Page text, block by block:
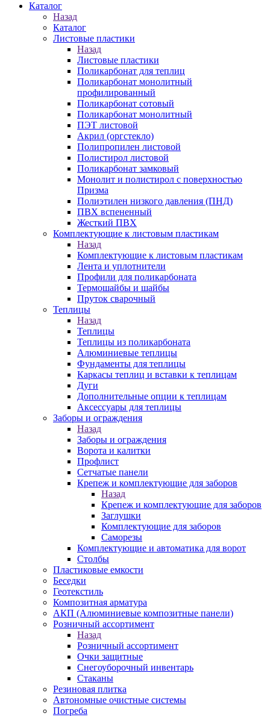
Каталог
Назад
Каталог
Листовые пластики
Назад
Листовые пластики
Поликарбонат для теплиц
Поликарбонат монолитный
профилированный
Поликарбонат сотовый
Поликарбонат монолитный
ПЭТ листовой
Акрил (оргстекло)
Полипропилен листовой
Полистирол листовой
Поликарбонат замковый
Монолит и полистирол с поверхностью
Призма
Полиэтилен низкого давления (ПНД)
ПВХ вспененный
Жесткий ПВХ
Комплектующие к листовым пластикам
Назад
Комплектующие к листовым пластикам
Лента и уплотнители
Профили для поликарбоната
Термошайбы и шайбы
Пруток сварочный
Теплицы
Назад
Теплицы
Теплицы из поликарбоната
Алюминиевые теплицы
Фундаменты для теплицы
Каркасы теплиц и вставки к теплицам
Дуги
Дополнительные опции к теплицам
Аксессуары для теплицы
Заборы и ограждения
Назад
Заборы и ограждения
Ворота и калитки
Профлист
Сетчатые панели
Крепеж и комплектующие для заборов
Назад
Крепеж и комплектующие для заборов
Заглушки
Комплектующие для заборов
Саморезы
Комплектующие и автоматика для ворот
Столбы
Пластиковые емкости
Беседки
Геотекстиль
Композитная арматура
АКП (Алюминиевые композитные панели)
Розничный ассортимент
Назад
Розничный ассортимент
Очки защитные
Снегоуборочный инвентарь
Стаканы
Резиновая плитка
Автономные очистные системы
Погреба